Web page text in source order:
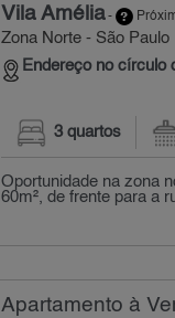
Vila Amélia-
Zona Norte - São Paulo
Endereço no círculo
3 quartos
Oportunidade na zona
60m², de frente para a
Apartamento à